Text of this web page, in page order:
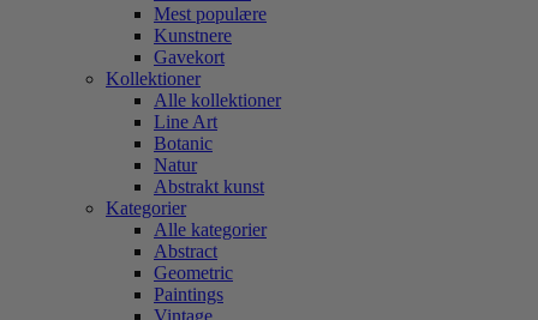
Mest populære
Kunstnere
Gavekort
Kollektioner
Alle kollektioner
Line Art
Botanic
Natur
Abstrakt kunst
Kategorier
Alle kategorier
Abstract
Geometric
Paintings
Vintage